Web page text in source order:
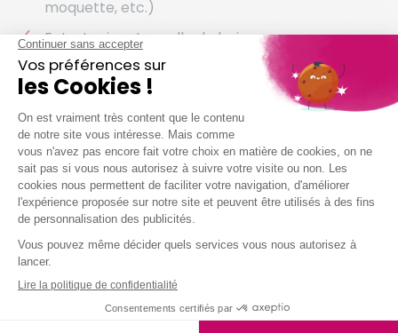
moquette, etc.)
Entretenir votre salle de bain
Entretenir vos sanitaires
Nettoyer vos vitres
Laver votre vaisselle
Et même arroser vos plantes !
Nous intervenons chez vous à partir de 2h
simultanées
Je demande mon devis